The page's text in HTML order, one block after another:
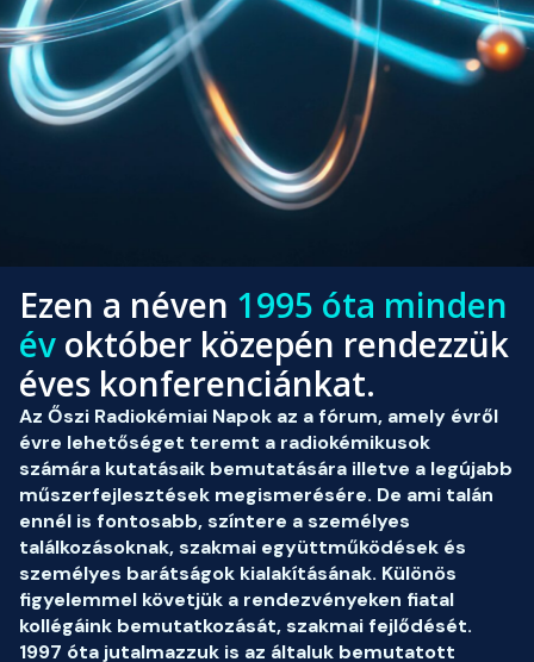
Ezen a néven 1995 óta minden
év október közepén rendezzük
éves konferenciánkat.
Az Őszi Radiokémiai Napok az a fórum, amely évről
évre lehetőséget teremt a radiokémikusok
számára kutatásaik bemutatására illetve a legújabb
műszerfejlesztések megismerésére. De ami talán
ennél is fontosabb, színtere a személyes
találkozásoknak, szakmai együttműködések és
személyes barátságok kialakításának. Különös
figyelemmel követjük a rendezvényeken fiatal
kollégáink bemutatkozását, szakmai fejlődését.
1997 óta jutalmazzuk is az általuk bemutatott